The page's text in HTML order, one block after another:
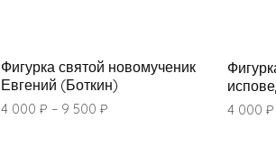
Фигурка святой новомученик
Евгений (Боткин)
4 000 ₽ – 9 500 ₽ 4 000₽